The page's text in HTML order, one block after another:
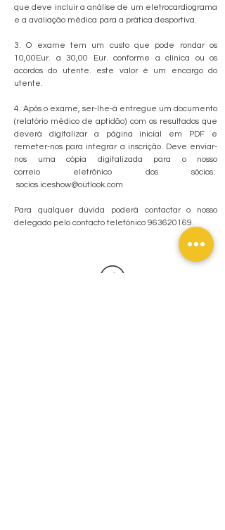
que deve incluir a análise de um eletrocardiograma
e a avaliação médica para a prática desportiva.
3. O exame tem um custo que pode rondar os
10,00Eur. a 30,00 Eur. conforme a clinica ou os
acordos do utente. este valor é um encargo do
utente.
4. Após o exame, ser-lhe-á entregue um documento
(relatório médico de aptidão) com os resultados que
deverá digitalizar a página inicial em PDF e
remeter-nos para integrar a inscrição. Deve enviar-
nos uma cópia digitalizada para o nosso
correio eletrônico dos sócios:
socios.iceshow@outlook.com
Para qualquer dúvida poderá contactar o nosso
delegado pelo contacto telefónico 963620169.